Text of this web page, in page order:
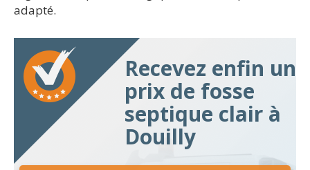
adapté.
Recevez enfin un
prix de fosse
septique clair à
Douilly